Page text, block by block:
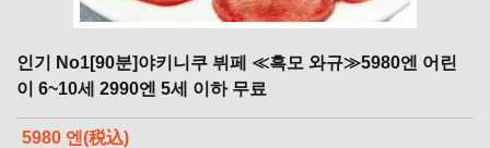
인기 No1[90분]야키니쿠 뷔페 ≪흑모 와규≫5980엔 어린
이 6~10세 2990엔 5세 이하 무료
5980 엔 (税込)